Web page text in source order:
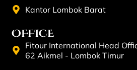
Kantor Lombok Barat
OFFICE
Fitour International Head
62 Aikmel - Lombok Timur